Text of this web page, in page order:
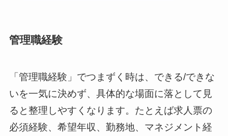
管理職経験
「管理職経験」でつまずく時は、できる/できな
いを一気に決めず、具体的な場面に落として見
ると整理しやすくなります。たとえば求人票の
必須経験、希望年収、勤務地、マネジメント経